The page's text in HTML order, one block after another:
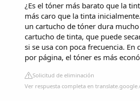
¿Es el tóner más barato que la
más caro que la tinta
un cartucho de tóner dura
cartucho de tinta, que puede
si se usa con poca frecuencia. En
por página, el tóner es más
Solicitud de eliminación
Ver respuesta completa en